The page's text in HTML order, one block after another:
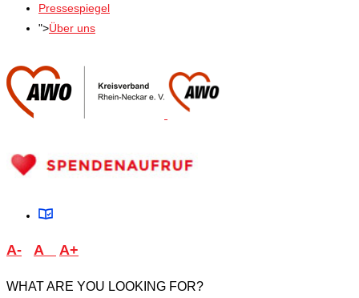
Pressespiegel
">Über uns
A- A A+
WHAT ARE YOU LOOKING FOR?